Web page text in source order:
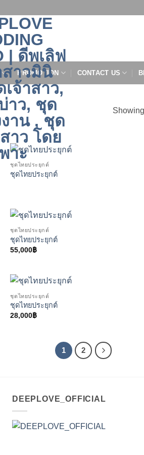
PROMOTION CONTACT US
ชุดไทยประยุกต์
ชุดไทยประยุกต์
ชุดไทยประยุกต์
ชุดไทยประยุกต์
55,000฿
ชุดไทยประยุกต์
ชุดไทยประยุกต์
28,000฿
1 2
DEEPLOVE_OFFICIAL